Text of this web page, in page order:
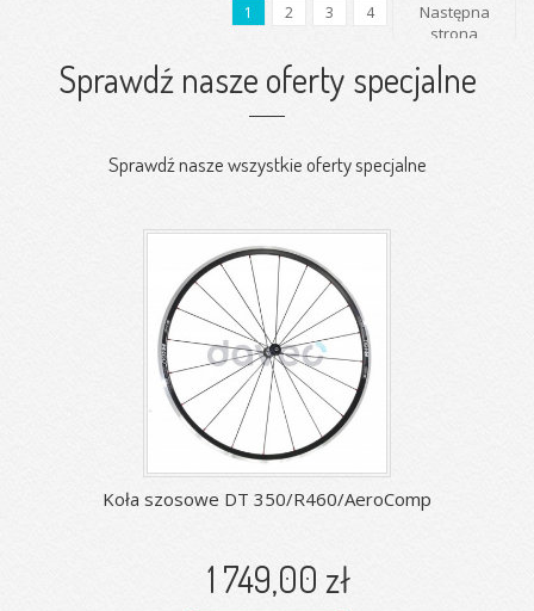
1 2 3 4
Następna
strona
Sprawdź nasze oferty specjalne
Sprawdź nasze wszystkie oferty specjalne
Koła szosowe DT 350/R460/AeroComp
1 749,00 zł